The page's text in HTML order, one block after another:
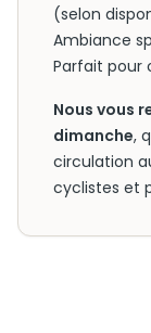
(selon
Ambiance
Parfait pour
Nous vous
dimanche,
circulation
cyclistes et